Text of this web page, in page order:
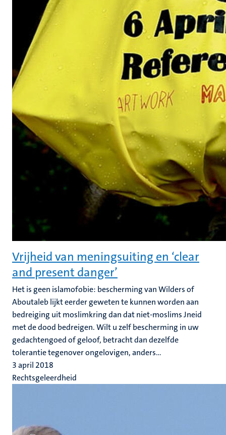
Vrijheid van meningsuiting en ‘clear
and present danger’
Het is geen islamofobie: bescherming van Wilders of
Aboutaleb lijkt eerder geweten te kunnen worden aan
bedreiging uit moslimkring dan dat niet-moslims Jneid
met de dood bedreigen. Wilt u zelf bescherming in uw
gedachtengoed of geloof, betracht dan dezelfde
tolerantie tegenover ongelovigen, anders...
3 april 2018
Rechtsgeleerdheid